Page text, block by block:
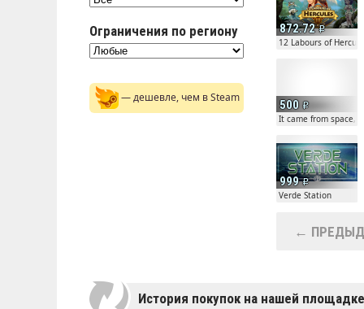
Ограничения по региону
— дешевле, чем в Steam
872.72
12 Labours of
500
It came from space,
999
Verde Station
←
История покупок на нашей площадке